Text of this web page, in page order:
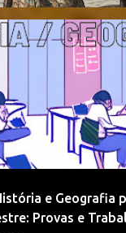
e Geografia
Provas e